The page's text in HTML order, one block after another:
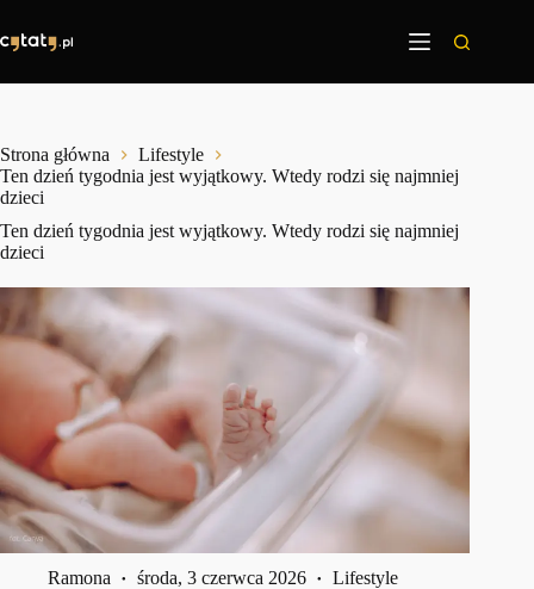
treści
Strona główna
Lifestyle
Ten dzień tygodnia jest wyjątkowy. Wtedy rodzi się najmniej
dzieci
Ten dzień tygodnia jest wyjątkowy. Wtedy rodzi się najmniej
dzieci
Ramona środa, 3 czerwca 2026 Lifestyle